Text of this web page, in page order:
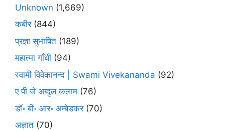
Unknown (1,669)
कबीर(844)
प्रज्ञा सुभाषित (189)
महात्मा गाँधी (94)
स्वामी विवेकानन्द | Swami Vivekananda (92)
ए पी जे अब्दुल कलाम (76)
डॉ॰ बी॰ आर॰ अम्बेडकर(70)
अज्ञात (70)